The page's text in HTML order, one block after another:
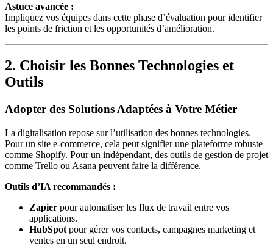
Astuce avancée :
Impliquez vos équipes dans cette phase d’évaluation pour identifier
les points de friction et les opportunités d’amélioration.
2. Choisir les Bonnes Technologies et
Outils
Adopter des Solutions Adaptées à Votre Métier
La digitalisation repose sur l’utilisation des bonnes technologies.
Pour un site e-commerce, cela peut signifier une plateforme robuste
comme Shopify. Pour un indépendant, des outils de gestion de projet
comme Trello ou Asana peuvent faire la différence.
Outils d’IA recommandés :
Zapier pour automatiser les flux de travail entre vos
applications.
HubSpot pour gérer vos contacts, campagnes marketing et
ventes en un seul endroit.